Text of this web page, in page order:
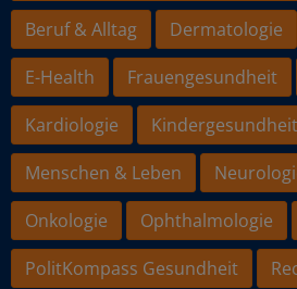
Beruf & Alltag
Dermatologie
E-Health
Frauengesundheit
Kardiologie
Kindergesundheit
Menschen & Leben
Onkologie
Ophthalmologie
PolitKompass Gesundheit